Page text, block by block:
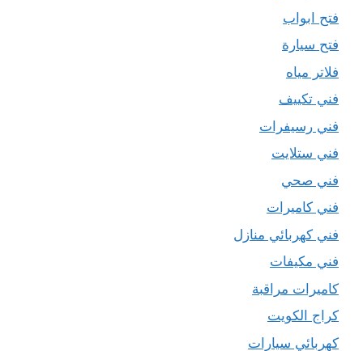
فتح ابواب
فتح سيارة
فلاتر مياه
فني تكييف
فني رسيفرات
فني ستلايت
فني صحي
فني كاميرات
فني كهربائي منازل
فني مكيفات
كاميرات مراقبة
كراج الكويت
كهربائي سيارات